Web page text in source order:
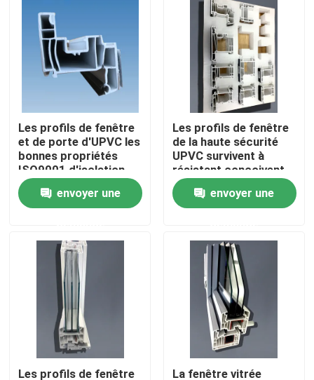
Produits
vidéos
Visite d'usine
Contrôle de qualité
Contactez-nous
Demandez une citation
Profils de porte d'UPVC
Profils de fenêtre d'UPVC
Les profils de fenêtre
et de porte d'UPVC les
bonnes propriétés
ISO9001 d'isolation
thermique approuvées
envoyer une
Les profils de fenêtre
de la haute sécurité
UPVC survivent à
résistant conçoivent
en fonction du client
envoyer une
Les profils de fenêtre La fenêtre vitrée